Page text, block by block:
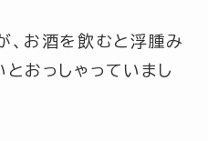
、お酒を飲むと浮腫み
おっしゃっていまし